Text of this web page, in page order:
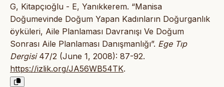
G, Kitapçıoğlu - E, Yanıkkerem. “Manisa
Doğumevinde Doğum Yapan Kadınların Doğurganlık
öyküleri, Aile Planlaması Davranışı Ve Doğum
Sonrası Aile Planlaması Danışmanlığı”. Ege Tıp
Dergisi47/2 (June 1, 2008): 87-92.
https://izlik.org/JA56WB54TK.